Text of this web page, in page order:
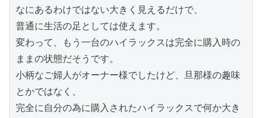
なにあるわけではない大きく見えるだけで、
普通に生活の足としては使えます。
変わって、もう一台のハイラックスは完全に購入時の
ままの状態だそうです。
小柄なご婦人がオーナー様でしたけど、旦那様の趣味
とかではなく、
完全に自分の為に購入されたハイラックスで何か大き